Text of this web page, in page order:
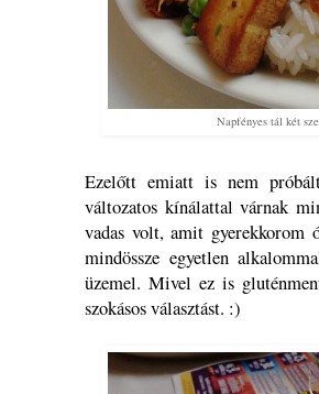
Napfényes tál két
Ezelőtt emiatt is nem
változatos kínálattal várnak
vadas volt, amit gyerekkorom
mindössze egyetlen
üzemel. Mivel ez is
szokásos választást. :)